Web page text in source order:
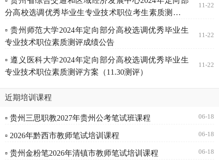
分高校选调优秀毕业生专业技术职位考生素质测评成
绩公告
11-22
▫ 贵州师范大学2024年定向部分高校选调优秀毕业生
专业技术职位素质测评成绩公告
11-22
▫ 遵义医科大学2024年定向部分高校选调优秀毕业生
专业技术职位素质测评方案（11.30测评）
11-22
近期培训课程
▫ 贵州三思职教2027年贵州公考笔试班课程 06-18
▫ 2026年黔西市教师笔试培训课程 06-18
▫ 贵州金粉笔2026年清镇市教师笔试培训课程 06-18